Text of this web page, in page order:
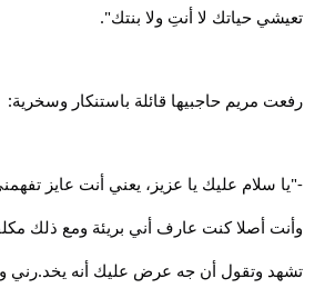
تعيشي حياتك لا أنتِ ولا بنتك".
رفعت مريم حاجبيها قائلة باستنكار وسخرية:
-"يا سلام عليك يا عزيز، يعني أنت عايز
وأنت أصلا كنت عارف أني بريئة ومع ذلك
تشهد وتقول أن جه عرض عليك أنه